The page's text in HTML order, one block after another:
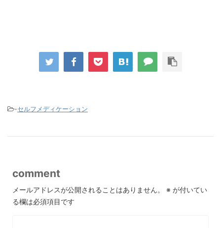
-セルフメディケーション
comment
メールアドレスが公開されることはありません。 ※ が付いてい
る欄は必須項目です